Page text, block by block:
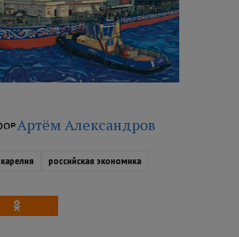
Артём Александров
карелия российская экономика